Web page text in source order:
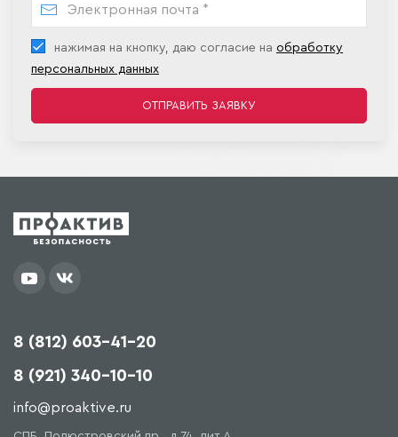
нажимая на кнопку, даю согласие на обработку
персональных данных
8 (812) 603-41-20
8 (921) 340-10-10
info@proaktive.ru